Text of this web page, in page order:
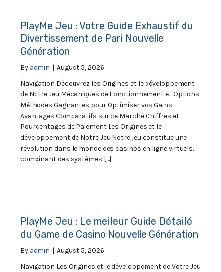
PlayMe Jeu : Votre Guide Exhaustif du
Divertissement de Pari Nouvelle
Génération
By admin | August 5, 2026
Navigation Découvrez les Origines et le développement
de Notre Jeu Mécaniques de Fonctionnement et Options
Méthodes Gagnantes pour Optimiser vos Gains
Avantages Comparatifs sur ce Marché Chiffres et
Pourcentages de Paiement Les Origines et le
développement de Notre Jeu Notre jeu constitue une
révolution dans le monde des casinos en ligne virtuels,
combinant des systèmes […]
PlayMe Jeu : Le meilleur Guide Détaillé
du Game de Casino Nouvelle Génération
By admin | August 5, 2026
Navigation Les Origines et le développement de Votre Jeu